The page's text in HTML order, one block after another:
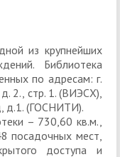
из крупнейших
Библиотека
по адресам: г.
2., стр. 1. (ВИЭСХ),
д.1. (ГОСНИТИ).
– 730,60 кв.м.,
посадочных мест,
доступа и